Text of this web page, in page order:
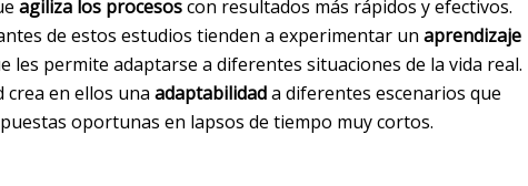
agiliza los procesoscon resultados más rápidos y efectivos.
de estos estudios tienden a experimentar un aprendizaje
les permite adaptarse a diferentes situaciones de la vida real.
crea en ellos una adaptabilidada diferentes escenarios que
oportunas en lapsos de tiempo muy cortos.